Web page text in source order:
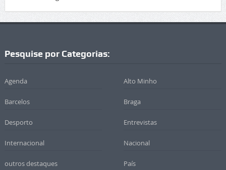
Pesquise por Categorias:
Agenda Alto Minho
Barcelos Braga
Desporto Entrevistas
Internacional Nacional
outros destaques País